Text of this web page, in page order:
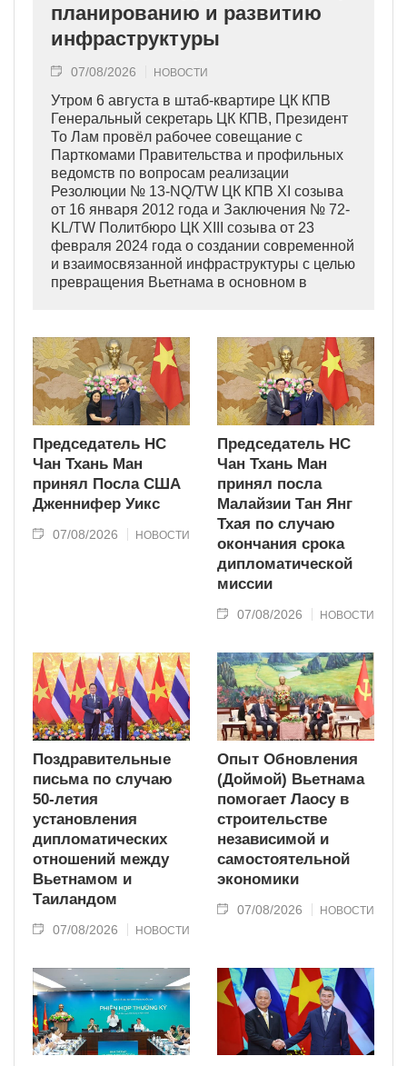
планированию и развитию
инфраструктуры
07/08/2026 НОВОСТИ
Утром 6 августа в штаб-квартире ЦК КПВ
Генеральный секретарь ЦК КПВ, Президент
То Лам провёл рабочее совещание с
Парткомами Правительства и профильных
ведомств по вопросам реализации
Резолюции № 13-NQ/TW ЦК КПВ XI созыва
от 16 января 2012 года и Заключения № 72-
KL/TW Политбюро ЦК XIII созыва от 23
февраля 2024 года о создании современной
и взаимосвязанной инфраструктуры с целью
превращения Вьетнама в основном в
Председатель НС
Чан Тхань Ман
принял Посла США
Дженнифер Уикс
07/08/2026 НОВОСТИ
Председатель НС
Чан Тхань Ман
принял посла
Малайзии Тан Янг
Тхая по случаю
окончания срока
дипломатической
миссии
07/08/2026 НОВОСТИ
Поздравительные
письма по случаю
50-летия
установления
дипломатических
отношений между
Вьетнамом и
Таиландом
07/08/2026 НОВОСТИ
Опыт Обновления
(Доймой) Вьетнама
помогает Лаосу в
строительстве
независимой и
самостоятельной
экономики
07/08/2026 НОВОСТИ